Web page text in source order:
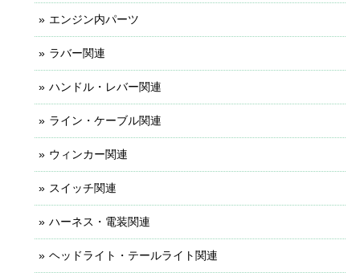
エンジン内パーツ
ラバー関連
ハンドル・レバー関連
ライン・ケーブル関連
ウィンカー関連
スイッチ関連
ハーネス・電装関連
ヘッドライト・テールライト関連